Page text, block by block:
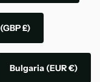
(GBP £)
Bulgaria (EUR €)